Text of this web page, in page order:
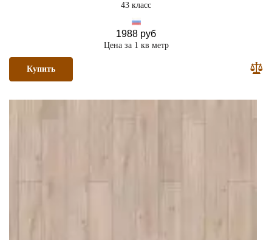
43 класс
1988 руб
Цена за 1 кв метр
Купить